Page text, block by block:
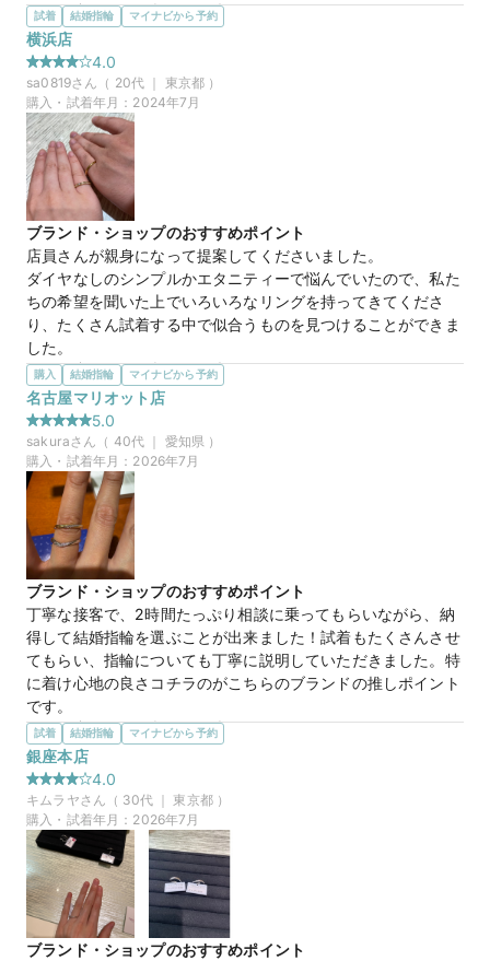
選んだ商品を気に入った理由
購入の決め手になったのは付け心地の良さです。実際にはめて
みたら分かると思います。普段、アクセサリーを付けない私で
すが、長時間付けていても違和感なく馴染んでくれる作りの良
さに感動しました。もし、ダイヤが取れても付け直ししてくれ
るところも嬉しいです。
この店舗の良かったところ
指輪探しが初めてでしたが、たくさんの情報を他社と比較しな
がら教えてくれたので、わかりやすかったです。今すぐの購入
ではなく時間が欲しいとお伝えしたところ、柔軟に対応してく
れました。お水も用意してくれてありがたかったです。
商品名
【コスタンテ】これから増えていく大切な
記念日を祝福するリング
価格帯 20万円
マイナビ限定 来店特典
この店舗のおすすめ特典情報
【予約&来店で最大15,000円】トレセンテとマイナビウエディング
から最大15,000円分の来店特典
試着 結婚指輪 マイナビから予約
横浜店
4.0
sa0819さん（ 20代 ｜ 東京都 ）
購入・試着年月： 2024年7月
ブランド・ショップのおすすめポイント
店員さんが親身になって提案してくださいました。
ダイヤなしのシンプルかエタニティーで悩んでいたので、私た
ちの希望を聞いた上でいろいろなリングを持ってきてくださ
り、たくさん試着する中で似合うものを見つけることができま
した。
選んだ商品を気に入った理由
イエローゴールドのエタニティーが品がありつつ存在感を感じ
ることができるものでした。婚約指輪と重ねてもとってもかわ
いいだろうなとも思いました。お互いに好きなものを選びまし
たが、並べてもとっても素敵です！
マイナビ限定 来店特典
この店舗のおすすめ特典情報
【予約&来店で最大15,000円】トレセンテとマイナビウエディング
から最大15,000円分の来店特典
購入 結婚指輪 マイナビから予約
名古屋マリオット店
5.0
sakuraさん（ 40代 ｜ 愛知県 ）
購入・試着年月： 2026年7月
ブランド・ショップのおすすめポイント
丁寧な接客で、2時間たっぷり相談に乗ってもらいながら、納
得して結婚指輪を選ぶことが出来ました！試着もたくさんさせ
てもらい、指輪についても丁寧に説明していただきました。特
に着け心地の良さコチラのがこちらのブランドの推しポイント
です。
選んだ商品を気に入った理由
内側が丸くなっており、着け心地が良く、アフターケアもしっ
かりしていて安心して購入することが出来ました。特にゴール
ドの指輪は傷がつきやすいため、選ぶことを躊躇いがですが、
つけたい方にこちらの指輪はおすすめです。
この店舗の良かったところ
名古屋駅からすぐのマリオットホテル内にあるので便利で、気
軽に入りやすい雰囲気でした。スタッフの方々も話しやすく、
たくさん試着させてもらい、カスタマイズにも丁寧に対応して
いだき、納得して購入することができました。
試着 結婚指輪 マイナビから予約
銀座本店
4.0
キムラヤさん（ 30代 ｜ 東京都）
購入・試着年月： 2026年7月
ブランド・ショップのおすすめポイント